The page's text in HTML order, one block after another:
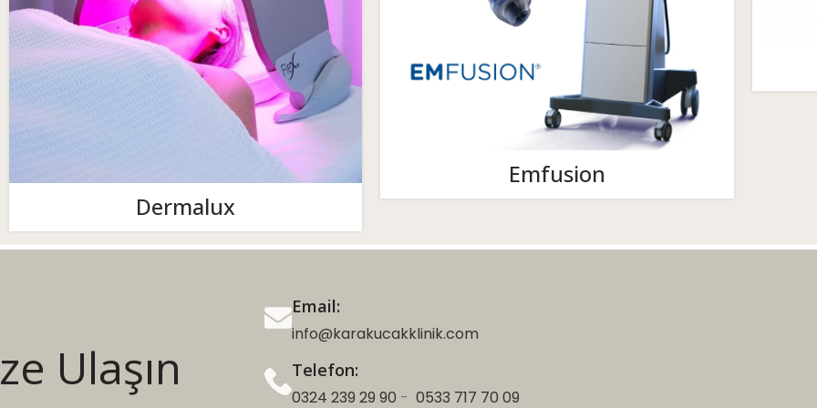
Dermalux
Emfusion
Ulaşın
Email:
info@karakucakklinik.com
Telefon:
0324 239 29 90 - 0533 717 70 09